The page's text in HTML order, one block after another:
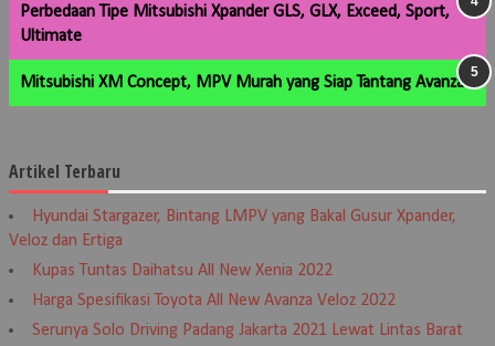
Perbedaan Tipe Mitsubishi Xpander GLS, GLX, Exceed, Sport,
Ultimate
Mitsubishi XM Concept, MPV Murah yang Siap Tantang Avanza
Artikel Terbaru
Hyundai Stargazer, Bintang LMPV yang Bakal Gusur Xpander,
Veloz dan Ertiga
Kupas Tuntas Daihatsu All New Xenia 2022
Harga Spesifikasi Toyota All New Avanza Veloz 2022
Serunya Solo Driving Padang Jakarta 2021 Lewat Lintas Barat